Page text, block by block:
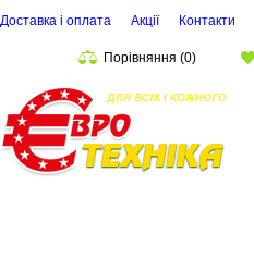
Доставка і оплата Акції Контакти
Порівняння (0)